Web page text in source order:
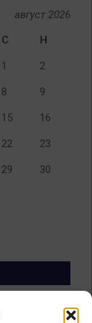
август 2026
С Н
1 2
8 9
15 16
22 23
29 30